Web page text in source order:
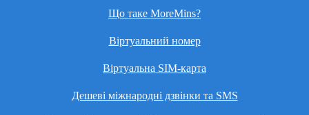
Що таке MoreMins?
Віртуальний номер
Віртуальна SIM-карта
Дешеві міжнародні дзвінки та SMS